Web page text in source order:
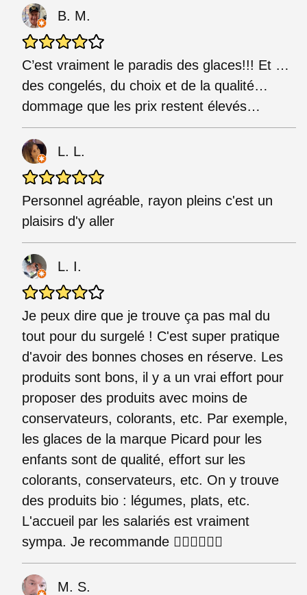
B. M.
C’est vraiment le paradis des glaces!!! Et …
des congelés, du choix et de la qualité…
dommage que les prix restent élevés…
L. L.
Personnel agréable, rayon pleins c'est un
plaisirs d'y aller
L. I.
Je peux dire que je trouve ça pas mal du
tout pour du surgelé ! C'est super pratique
d'avoir des bonnes choses en réserve. Les
produits sont bons, il y a un vrai effort pour
proposer des produits avec moins de
conservateurs, colorants, etc. Par exemple,
les glaces de la marque Picard pour les
enfants sont de qualité, effort sur les
colorants, conservateurs, etc. On y trouve
des produits bio : légumes, plats, etc.
L'accueil par les salariés est vraiment
sympa. Je recommande 👍🏼👍🏻👍🏻
M. S.